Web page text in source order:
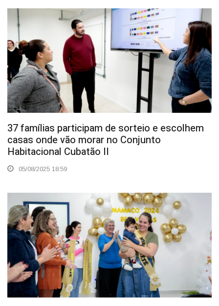
37 famílias participam de sorteio e escolhem
casas onde vão morar no Conjunto
Habitacional Cubatão II
05/08/2025 18:59